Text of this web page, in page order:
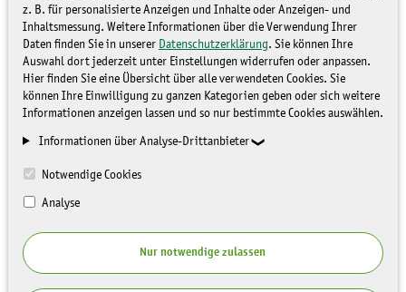
z. B. für personalisierte Anzeigen und Inhalte oder Anzeigen- und
Inhaltsmessung. Weitere Informationen über die Verwendung Ihrer
Daten finden Sie in unserer Datenschutzerklärung. Sie können Ihre
Auswahl dort jederzeit unter Einstellungen widerrufen oder anpassen.
Hier finden Sie eine Übersicht über alle verwendeten Cookies. Sie
können Ihre Einwilligung zu ganzen Kategorien geben oder sich weitere
Informationen anzeigen lassen und so nur bestimmte Cookies auswählen.
Informationen über Analyse-Drittanbieter
Notwendige Cookies
Analyse
Nur notwendige zulassen
denkmalpflegerische Zielplanung
Diedenkmalpflegerische Zielplanungist
ein Instrument der Gartendenkmalpflege.
Siegründet auf einer Analyse und
Dokumentation eines historischen
Gartens, Parks oder Grünanlage und fasst
die Maßnahmen zu deren Pflege, Erhalt
in einer Zielplanung zusammen.
Vereinfacht gesagt: So soll die Anlage in